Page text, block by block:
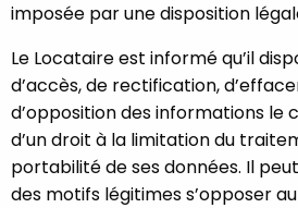
imposée par une disposition
Le Locataire est informé qu’il
d’accès, de rectification,
d’opposition des informations le
d’un droit à la limitation du
portabilité de ses données. Il
des motifs légitimes s’opposer